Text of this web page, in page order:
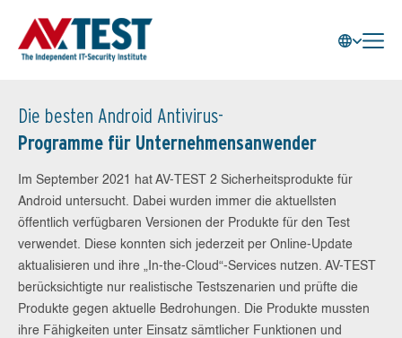
Die besten Android Antivirus-
Programme für Unternehmensanwender
Im September 2021 hat AV-TEST 2 Sicherheitsprodukte für
Android untersucht. Dabei wurden immer die aktuellsten
öffentlich verfügbaren Versionen der Produkte für den Test
verwendet. Diese konnten sich jederzeit per Online-Update
aktualisieren und ihre „In-the-Cloud“-Services nutzen. AV-TEST
berücksichtigte nur realistische Testszenarien und prüfte die
Produkte gegen aktuelle Bedrohungen. Die Produkte mussten
ihre Fähigkeiten unter Einsatz sämtlicher Funktionen und